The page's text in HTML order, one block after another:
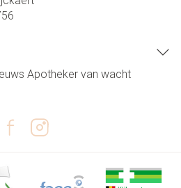
Apotheker van wacht